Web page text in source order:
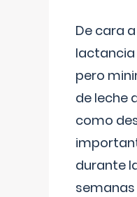
De cara
pero
de leche
como
durante